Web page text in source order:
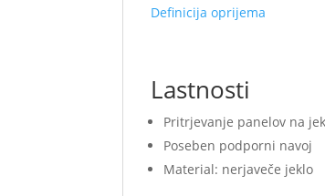
Definicija oprijema
Lastnosti
Pritrjevanje panelov na
Poseben podporni navoj
Material: nerjaveče jeklo